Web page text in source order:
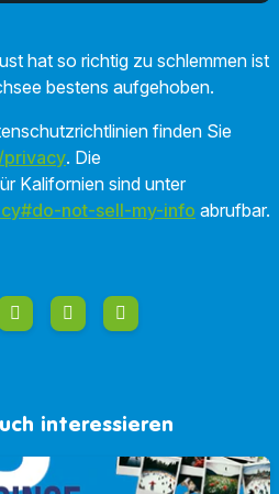
00:00
hat so richtig zu schlemmen ist
bestens aufgehoben.
finden Sie
privacy. Die
Kalifornien sind unter
not-sell-my-info abrufbar.
interessieren